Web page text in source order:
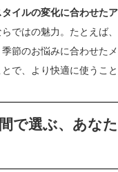
イルの変化に合わせた
ではの魅力。たとえば
節のお悩みに合わせた
で、より快適に使うこと
で選ぶ、あな